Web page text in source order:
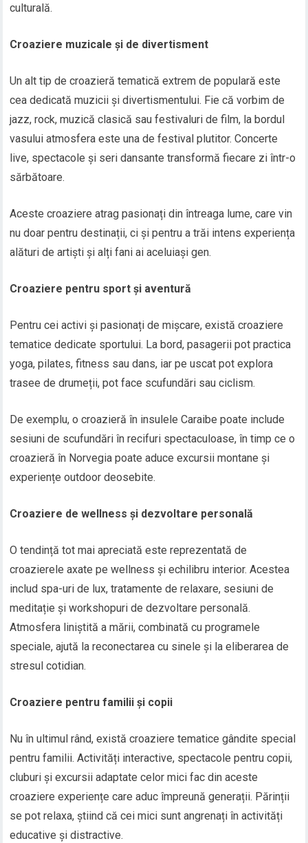
culturală.
Croaziere muzicale și de divertisment
Un alt tip de croazieră tematică extrem de populară este
cea dedicată muzicii și divertismentului. Fie că vorbim de
jazz, rock, muzică clasică sau festivaluri de film, la bordul
vasului atmosfera este una de festival plutitor. Concerte
live, spectacole și seri dansante transformă fiecare zi într-o
sărbătoare.
Aceste croaziere atrag pasionați din întreaga lume, care vin
nu doar pentru destinații, ci și pentru a trăi intens experiența
alături de artiști și alți fani ai aceluiași gen.
Croaziere pentru sport și aventură
Pentru cei activi și pasionați de mișcare, există croaziere
tematice dedicate sportului. La bord, pasagerii pot practica
yoga, pilates, fitness sau dans, iar pe uscat pot explora
trasee de drumeții, pot face scufundări sau ciclism.
De exemplu, o croazieră în insulele Caraibe poate include
sesiuni de scufundări în recifuri spectaculoase, în timp ce o
croazieră în Norvegia poate aduce excursii montane și
experiențe outdoor deosebite.
Croaziere de wellness și dezvoltare personală
O tendință tot mai apreciată este reprezentată de
croazierele axate pe wellness și echilibru interior. Acestea
includ spa-uri de lux, tratamente de relaxare, sesiuni de
meditație și workshopuri de dezvoltare personală.
Atmosfera liniștită a mării, combinată cu programele
speciale, ajută la reconectarea cu sinele și la eliberarea de
stresul cotidian.
Croaziere pentru familii și copii
Nu în ultimul rând, există croaziere tematice gândite special
pentru familii. Activități interactive, spectacole pentru copii,
cluburi și excursii adaptate celor mici fac din aceste
croaziere experiențe care aduc împreună generații. Părinții
se pot relaxa, știind că cei mici sunt angrenați în activități
educative și distractive.